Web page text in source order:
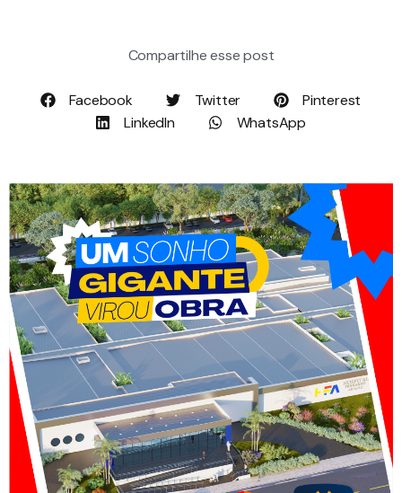
Compartilhe esse post
Facebook Twitter
Pinterest
LinkedIn
WhatsApp